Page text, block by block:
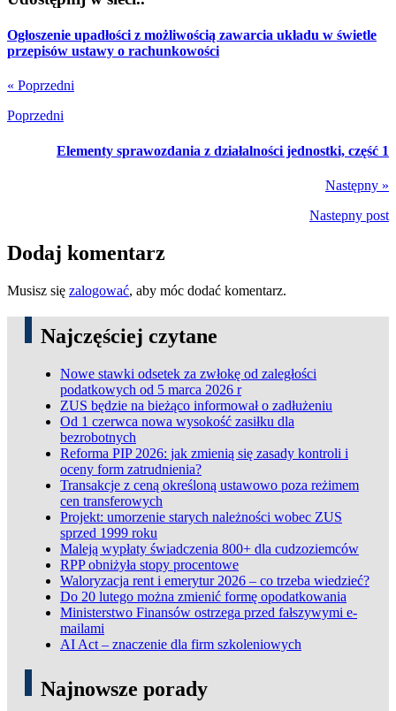
Ogłoszenie upadłości z możliwością zawarcia układu w świetle
przepisów ustawy o rachunkowości
« Poprzedni
Poprzedni
Elementy sprawozdania z działalności jednostki, część 1
Następny »
Nastepny post
Dodaj komentarz
Musisz się zalogować, aby móc dodać komentarz.
Najczęściej czytane
Nowe stawki odsetek za zwłokę od zaległości
podatkowych od 5 marca 2026 r
ZUS będzie na bieżąco informował o zadłużeniu
Od 1 czerwca nowa wysokość zasiłku dla
bezrobotnych
Reforma PIP 2026: jak zmienią się zasady kontroli i
oceny form zatrudnienia?
Transakcje z ceną określoną ustawowo poza reżimem
cen transferowych
Projekt: umorzenie starych należności wobec ZUS
sprzed 1999 roku
Maleją wypłaty świadczenia 800+ dla cudzoziemców
RPP obniżyła stopy procentowe
Waloryzacja rent i emerytur 2026 – co trzeba wiedzieć?
Do 20 lutego można zmienić formę opodatkowania
Ministerstwo Finansów ostrzega przed fałszywymi e-
mailami
AI Act – znaczenie dla firm szkoleniowych
Najnowsze porady